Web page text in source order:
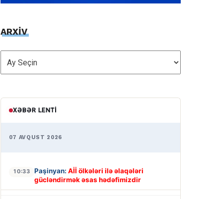
ARXİV
ARXİV
XƏBƏR LENTI
07 AVQUST 2026
10:33 Paşinyan: Aİİ ölkələri ilə əlaqələri
gücləndirmək əsas hədəfimizdir